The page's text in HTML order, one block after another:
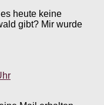
heute keine
gibt? Mir wurde